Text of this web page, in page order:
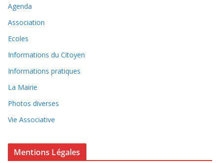
Agenda
Association
Ecoles
Informations du Citoyen
Informations pratiques
La Mairie
Photos diverses
Vie Associative
Mentions Légales